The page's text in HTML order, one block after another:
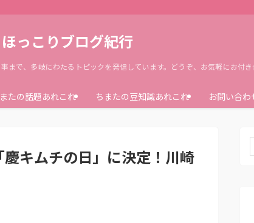
ほっこりブログ紀行
まで、多岐にわたるトピックを発信しています。どうぞ、お気軽にお付き
たの話題あれこれ ちまたの豆知識あれこれ お問い合わ
キムチの日」に決定！川崎